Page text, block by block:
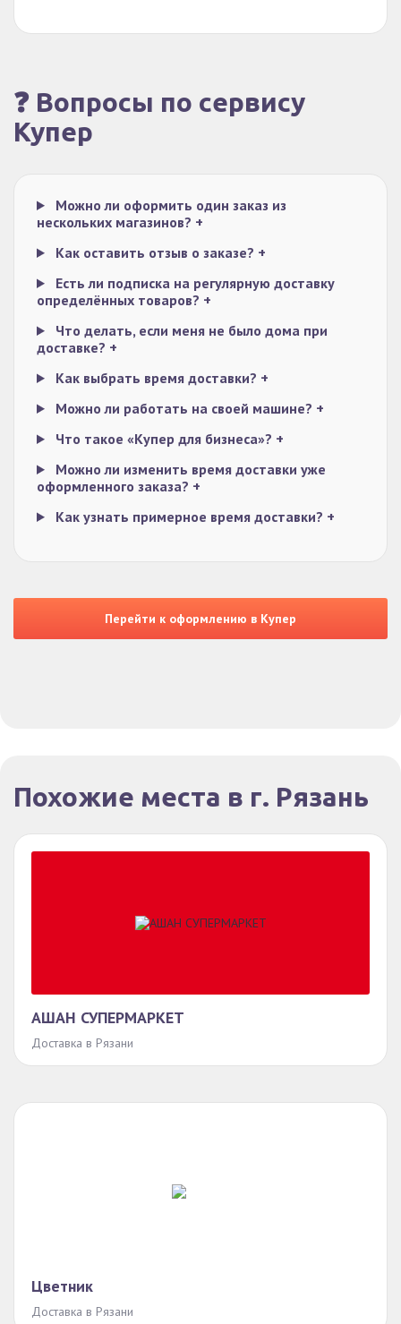
❓ Вопросы по сервису
Купер
Можно ли оформить один заказ из
нескольких магазинов? +
Как оставить отзыв о заказе? +
Есть ли подписка на регулярную доставку
определённых товаров? +
Что делать, если меня не было дома при
доставке? +
Как выбрать время доставки? +
Можно ли работать на своей машине? +
Что такое «Купер для бизнеса»? +
Можно ли изменить время доставки уже
оформленного заказа? +
Как узнать примерное время доставки? +
Перейти к оформлению в Купер
Похожие места в г. Рязань
АШАН СУПЕРМАРКЕТ
Доставка в Рязани
Цветник
Доставка в Рязани